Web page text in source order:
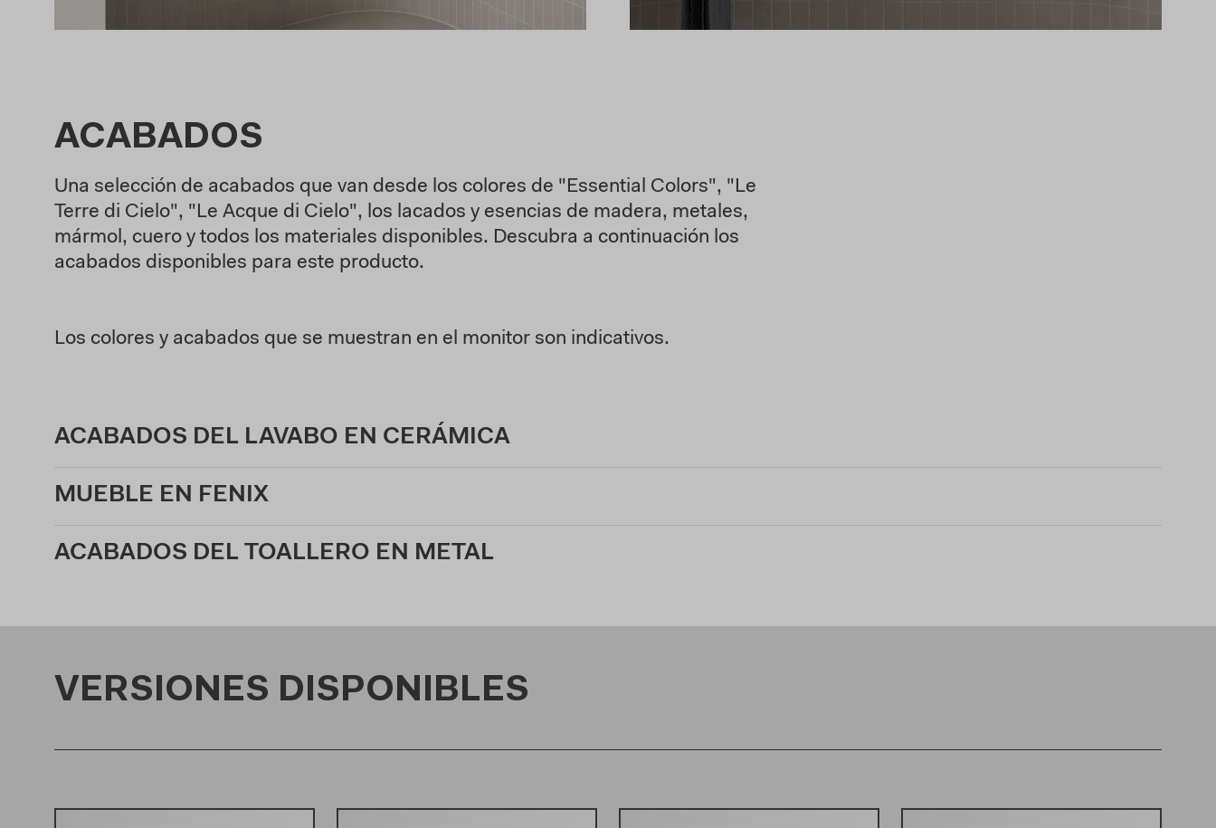
ACABADOS
Una selección de acabados que van desde los colores de "Essential Colors", "Le
Terre di Cielo", "Le Acque di Cielo", los lacados y esencias de madera, metales,
mármol, cuero y todos los materiales disponibles. Descubra a continuación los
acabados disponibles para este producto.
Los colores y acabados que se muestran en el monitor son indicativos.
ACABADOS DEL LAVABO EN CERÁMICA
MUEBLE EN FENIX
ACABADOS DEL TOALLERO EN METAL
VERSIONES DISPONIBLES